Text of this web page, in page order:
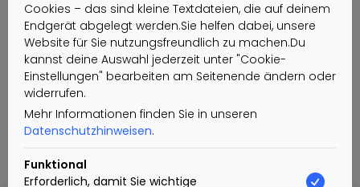
Cookies – das sind kleine Textdateien, die auf deinem
Endgerät abgelegt werden.Sie helfen dabei, unsere
Website für Sie nutzungsfreundlich zu machen.Du
kannst deine Auswahl jederzeit unter "Cookie-
Einstellungen" bearbeiten am Seitenende ändern oder
widerrufen.
Mehr Informationen finden Sie in unseren
Datenschutzhinweisen.
Funktional
Erforderlich, damit Sie wichtige
EXCELLENCE CARS GmbH & Co.KG
Gewerblicher Nutzer